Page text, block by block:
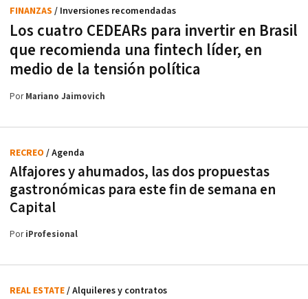
Los cuatro CEDEARs para invertir en Brasil
que recomienda una fintech líder, en
medio de la tensión política
FINANZAS / Inversiones recomendadas
PorMariano Jaimovich
Alfajores y ahumados, las dos propuestas
gastronómicas para este fin de semana en
Capital
RECREO / Agenda
PoriProfesional
REAL ESTATE/ Alquileres y contratos